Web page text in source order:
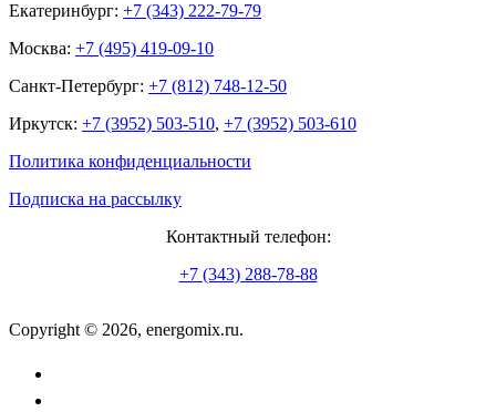
Екатеринбург: +7 (343) 222-79-79
Москва: +7 (495) 419-09-10
Санкт-Петербург: +7 (812) 748-12-50
Иркутск: +7 (3952) 503-510, +7 (3952) 503-610
Политика конфиденциальности
Подписка на рассылку
Контактный телефон:
+7 (343) 288-78-88
Copyright © 2026, energomix.ru.